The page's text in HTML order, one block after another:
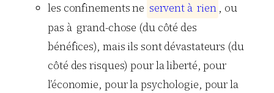
les confinements ne servent à rien , ou
pas à grand-chose (du côté des
bénéfices), mais ils sont dévastateurs (du
côté des risques) pour la liberté, pour
l’économie, pour la psychologie, pour la